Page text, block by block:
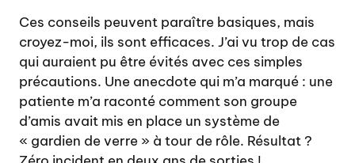
Ces conseils peuvent paraître basiques, mais
croyez-moi, ils sont efficaces. J’ai vu trop de cas
qui auraient pu être évités avec ces simples
précautions. Une anecdote qui m’a marqué : une
patiente m’a raconté comment son groupe
d’amis avait mis en place un système de
« gardien de verre » à tour de rôle. Résultat ?